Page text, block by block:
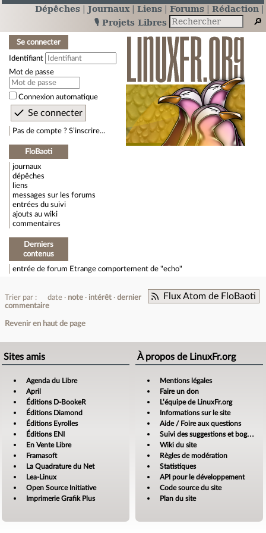
Dépêches Journaux Liens Forums
Rédaction
🎙️ Projets Libres
Se connecter
Identifiant
Mot de passe
Connexion automatique
Pas de compte ? S’inscrire…
FloBaoti
journaux
dépêches
liens
messages sur les forums
entrées du suivi
ajouts au wiki
commentaires
Derniers
contenus
entrée de forum Etrange comportement de "echo"
Flux Atom de FloBaoti
Trier par : date note intérêt
dernier
commentaire
Revenir en haut de page
Sites amis
Agenda du Libre
April
Éditions D-BookeR
Éditions Diamond
Éditions Eyrolles
Éditions ENI
En Vente Libre
Framasoft
La Quadrature du Net
Lea-Linux
Open Source Initiative
Imprimerie Grafik Plus
À propos de LinuxFr.org
Mentions légales
Faire un don
L’équipe de LinuxFr.org
Informations sur le site
Aide / Foire aux questions
Suivi des suggestions et bogues
Wiki du site
Règles de modération
Statistiques
API pour le développement
Code source du site
Plan du site